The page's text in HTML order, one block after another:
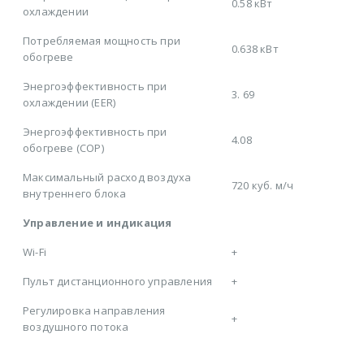
охлаждении
Потребляемая мощность при
обогреве
0.638 кВт
Энергоэффективность при
охлаждении (EER)
3. 69
Энергоэффективность при
обогреве (COP)
4.08
Максимальный расход воздуха
внутреннего блока
720 куб. м/ч
Управление и индикация
Wi-Fi
+
Пульт дистанционного управления
+
Регулировка направления
воздушного потока
+